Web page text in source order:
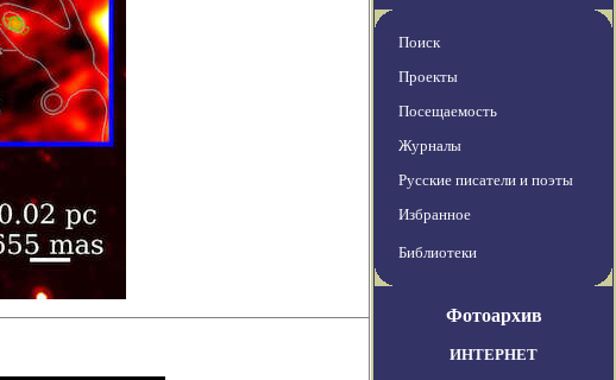
Поиск
Проекты
Посещаемость
Журналы
Русские писатели и поэты
Избранное
Библиотеки
Фотоархив
ИНТЕРНЕТ